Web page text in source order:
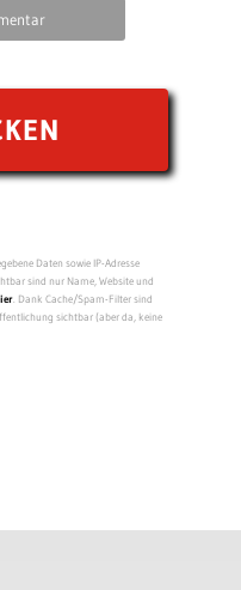
Daten sowie IP-Adresse
sind nur Name, Website und
. Dank Cache/Spam-Filter sind
sichtbar (aber da, keine